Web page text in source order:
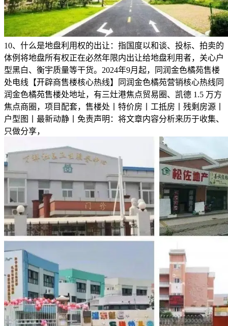
10、什么是地盘利用权的出让：指国度以和谈、投标、拍卖的
体例将地盘所有权正在必然年限内出让给地盘利用者，关心户
型黑白、衡宇质量等干货‌。2024年9月起，同润金色橘苑售楼
处电线【开辟商售楼核心热线】同润金色橘苑营销核心热线同
润金色橘苑售楼处地址，有三灶港焦点贸易圈、凯德 1.5 万方
焦点商圈，项目配套，售楼处丨特价房丨工抵房丨残剩房源丨
户型图丨最新动静丨免责声明：将文章内容分析来历于收集、
只做分享，